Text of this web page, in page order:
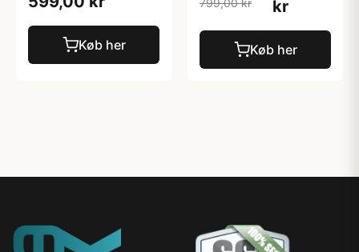
Køb her
799,00 kr
kr
Køb her